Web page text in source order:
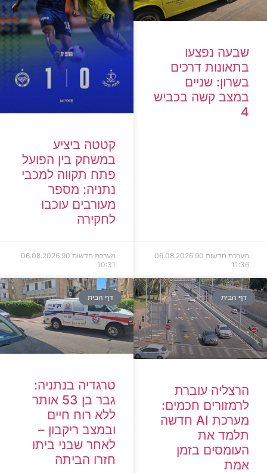
שבעה נפצעו
בתאונות דרכים
בשרון: שניים
במצב קשה בכביש
4
מערכת חדשות 90
06.08.2026
11:36
קטטה ביציע
במשחק בין הפועל
פתח תקווה למכבי
נתניה: מספר
מעורבים עוכבו
לחקירה
מערכת חדשות 90
06.08.2026
10:31
דף הבית
הרצליה עוברת
לרמזורים חכמים:
מערכת AI חדשה
תלמד את
העומסים בזמן
אמת
דף הבית
טרגדיה בנתניה:
גבר בן 53 אותר
ללא רוח חיים
ובמצב ריקבון –
לאחר שבני ביתו
חזרו הביתה